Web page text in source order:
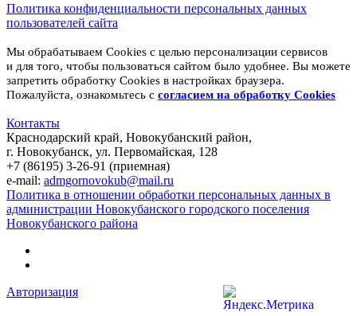
Политика конфиденциальности персональных данных
пользователей сайта
Мы обрабатываем Cookies с целью персонализации сервисов
и для того, чтобы пользоваться сайтом было удобнее. Вы можете
запретить обработку Cookies в настройках браузера.
Пожалуйста, ознакомьтесь с согласием на обработку Cookies
Контакты
Краснодарский край, Новокубанский район,
г. Новокубанск, ул. Первомайская, 128
+7 (86195) 3-26-91 (приемная)
e-mail: admgornovokub@mail.ru
Политика в отношении обработки персональных данных в
администрации Новокубанского городского поселения
Новокубанского района
Авторизация